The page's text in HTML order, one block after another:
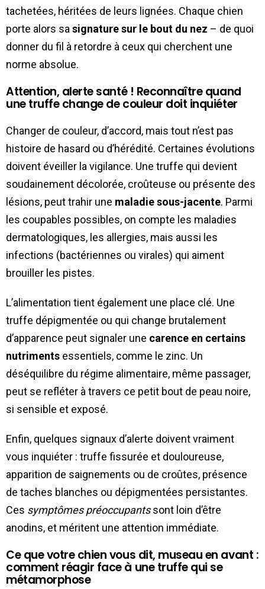
tachetées, héritées de leurs lignées. Chaque chien
porte alors sasignature sur le bout du nez – de quoi
donner du fil à retordre à ceux qui cherchent une
norme absolue.
Attention, alerte santé ! Reconnaître quand
une truffe change de couleur doit inquiéter
Changer de couleur, d’accord, mais tout n’est pas
histoire de hasard ou d’hérédité. Certaines évolutions
doivent éveiller la vigilance. Une truffe qui devient
soudainement décolorée, croûteuse ou présente des
lésions, peut trahir une maladie sous-jacente. Parmi
les coupables possibles, on compte les maladies
dermatologiques, les allergies, mais aussi les
infections (bactériennes ou virales) qui aiment
brouiller les pistes.
L’alimentation tient également une place clé. Une
truffe dépigmentée ou qui change brutalement
d’apparence peut signaler une carence en certains
nutriments essentiels, comme le zinc. Un
déséquilibre du régime alimentaire, même passager,
peut se refléter à travers ce petit bout de peau noire,
si sensible et exposé.
Enfin, quelques signaux d’alerte doivent vraiment
vous inquiéter : truffe fissurée et douloureuse,
apparition de saignements ou de croûtes, présence
de taches blanches ou dépigmentées persistantes.
Ces symptômes préoccupantssont loin d’être
anodins, et méritent une attention immédiate.
Ce que votre chien vous dit, museau en avant :
comment réagir face à une truffe qui se
métamorphose